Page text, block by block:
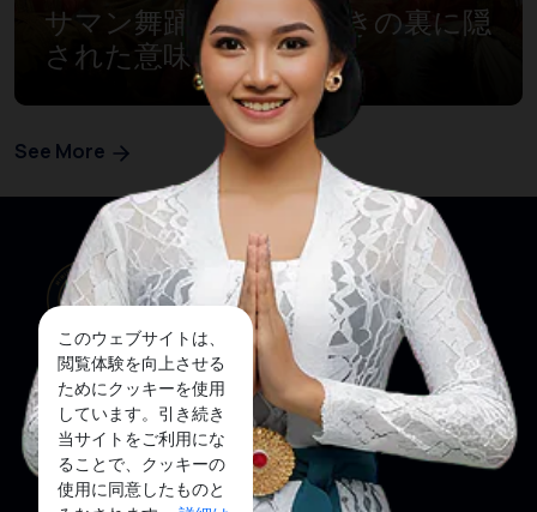
このウェブサイトは、
閲覧体験を向上させる
ためにクッキーを使用
しています。引き続き
当サイトをご利用にな
ることで、クッキーの
使用に同意したものと
サマン舞踊 千の手の動きの裏に隠
された意味
See More
私たちのウェブサイト ソーシャルメディア